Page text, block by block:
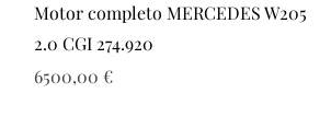
Motor completo MERCEDES W205
2.0 CGI 274.920
Precio
6500,00 €